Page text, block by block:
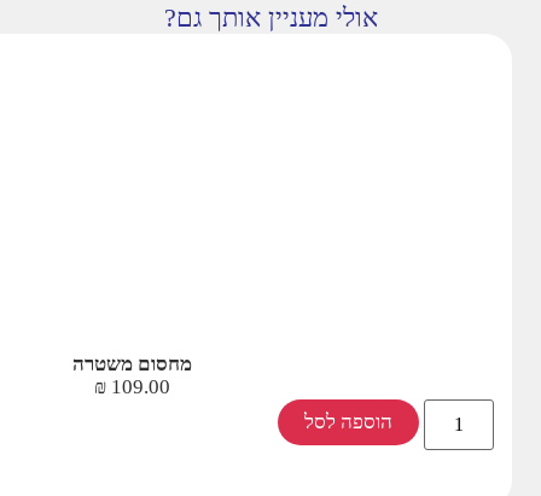
אולי מעניין אותך גם?
מחסום משטרה
109.00
₪
הוספה לסל